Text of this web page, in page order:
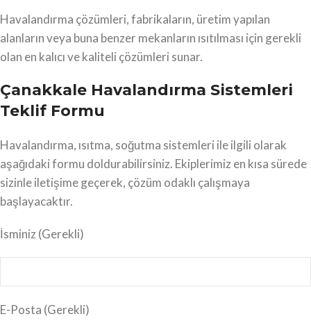
Havalandırma çözümleri, fabrikaların, üretim yapılan
alanların veya buna benzer mekanların ısıtılması için gerekli
olan en kalıcı ve kaliteli çözümleri sunar.
Çanakkale Havalandırma Sistemleri
Teklif Formu
Havalandırma, ısıtma, soğutma sistemleri ile ilgili olarak
aşağıdaki formu doldurabilirsiniz. Ekiplerimiz en kısa sürede
sizinle iletişime geçerek, çözüm odaklı çalışmaya
başlayacaktır.
İsminiz (Gerekli)
E-Posta (Gerekli)